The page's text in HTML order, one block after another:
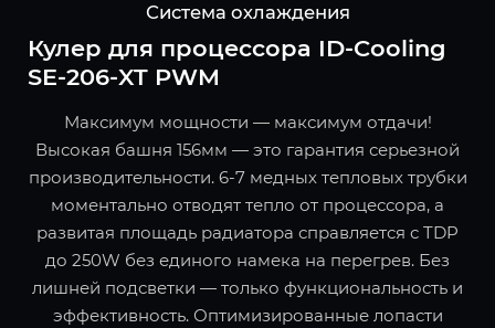
Система охлаждения
Кулер для процессора ID-Cooling
SE-206-XT PWM
Максимум мощности — максимум отдачи!
Высокая башня 156мм — это гарантия серьезной
производительности. 6-7 медных тепловых трубки
моментально отводят тепло от процессора, а
развитая площадь радиатора справляется с TDP
до 250W без единого намека на перегрев. Без
лишней подсветки — только функциональность и
эффективность. Оптимизированные лопасти